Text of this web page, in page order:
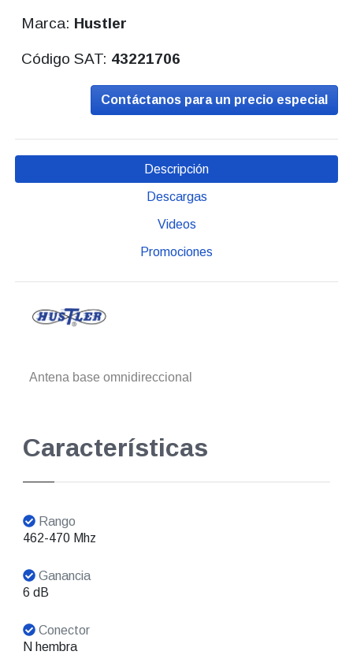
Marca: Hustler
Código SAT: 43221706
Contáctanos para un precio especial
Descripción
Descargas
Videos
Promociones
Antena base omnidireccional
Características
Rango
462-470 Mhz
Ganancia
6 dB
Conector
N hembra